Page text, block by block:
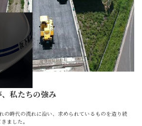
私たちの強み
の時代の流れに沿い、求められているものを造り続
ました。